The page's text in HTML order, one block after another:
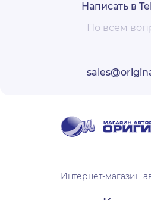
Написать в
По всем
Интернет-магазин